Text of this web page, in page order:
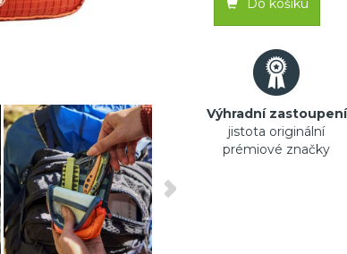
Do košíku
Výhradní zastoupení
jistota originální
prémiové značky